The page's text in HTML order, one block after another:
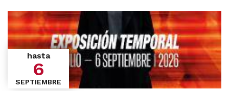
hasta
6
SEPTIEMBRE